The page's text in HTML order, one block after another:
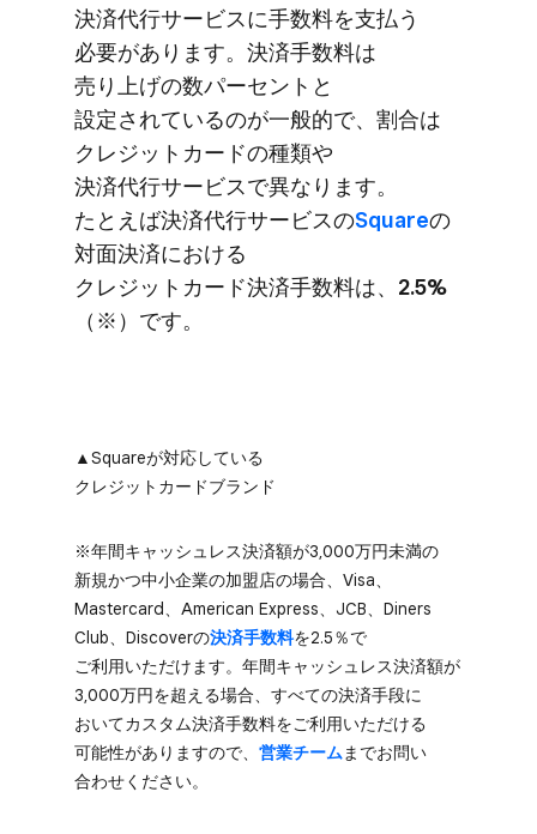
決済代行サービスに​手数料を​支払う​
必要が​あります。​決済手数料は​
売り上げの​数パーセントと​
設定されているのが​一般的で、​割合は​
クレジットカードの​種類や​
決済代行サービスで​異なります。​
たとえば​決済代行サービスの​Squareの​
対面決済に​おける​
クレジットカード決済手数料は、 ​2.5%
（※）です。
▲Squareが​対応している​
クレジットカードブランド
※年間キャッシュレス決済額が​3,000万円未満の​
新規かつ中小企業の​加盟店の​場合、​Visa、​​
Mastercard、​​American Express、​​JCB、​​Diners
Club、​​Discoverの​決済手数料を​2.5％で​
ご利用いただけます。​年間キャッシュレス決済額が​
3,000万円を​超える​場合、​すべての​決済手段に​
おいて​カスタム決済手数料を​ご利用いただける​
可能性が​ありますので、 ​営業チームまで​お問い​
合わせください。